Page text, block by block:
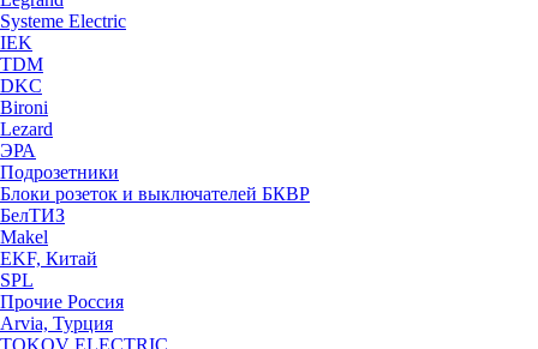
Systeme Electric
IEK
TDM
DKC
Bironi
Lezard
ЭРА
Подрозетники
Блоки розеток и выключателей БКВР
БелТИЗ
Makel
EKF, Китай
SPL
Прочие Россия
Arvia, Турция
TOKOV ELECTRIC